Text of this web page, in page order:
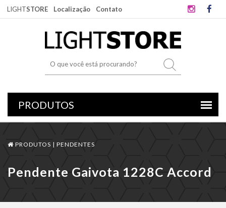
LIGHTSTORE Localização Contato
PRODUTOS | PENDENTES
Pendente Gaivota 1228C Accord